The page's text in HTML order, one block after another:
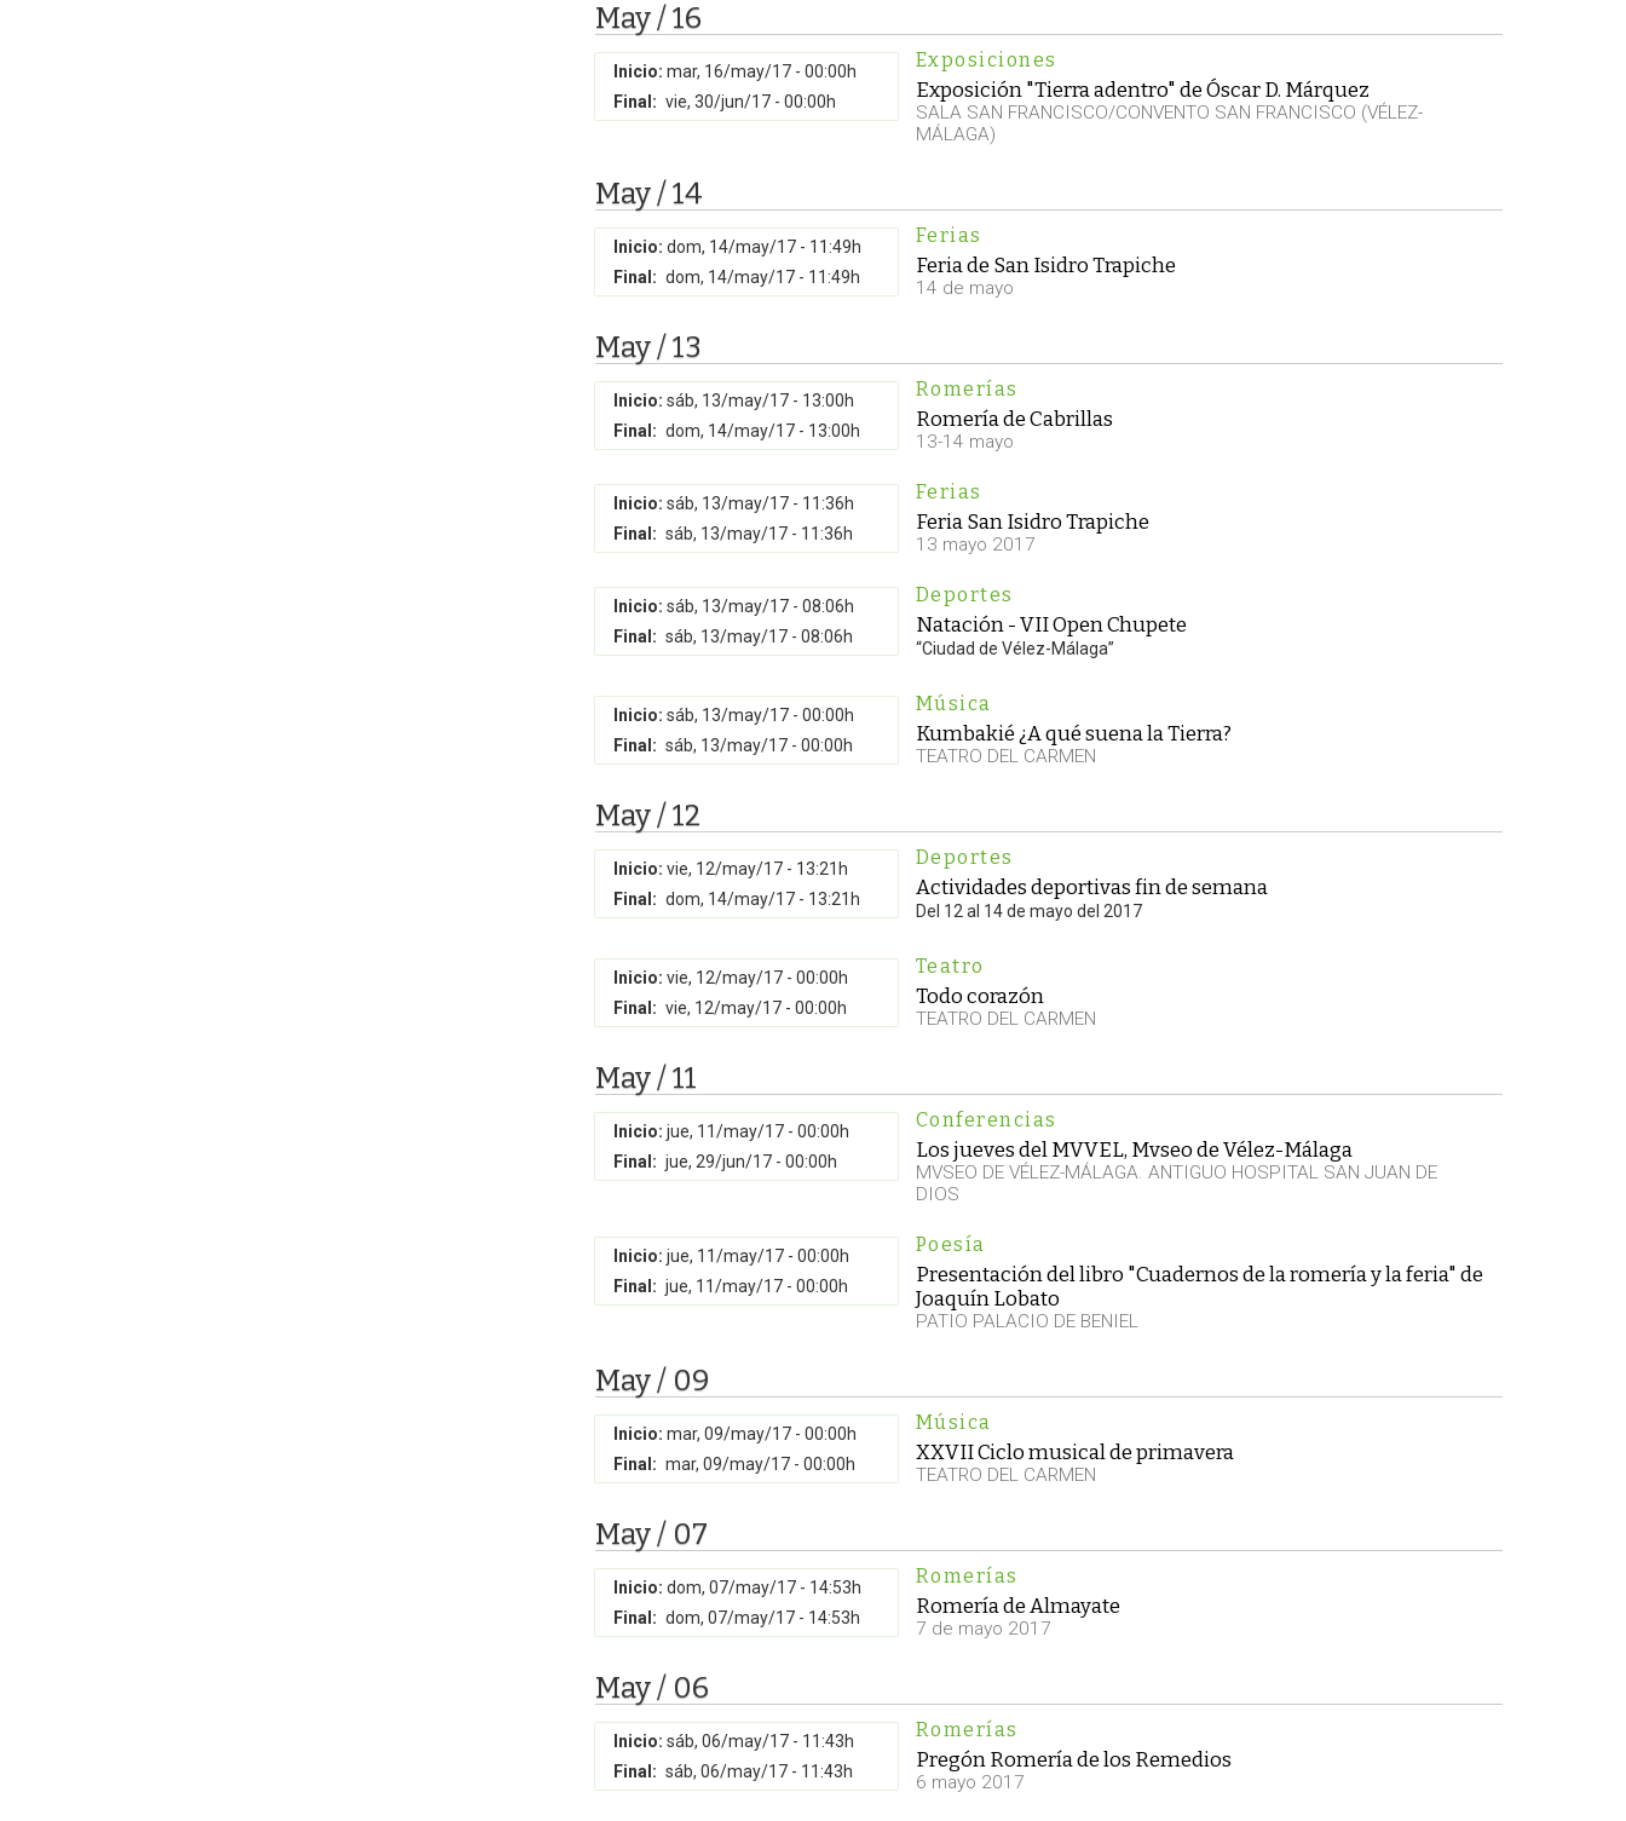
May / 16
Inicio: mar, 16/may/17 - 00:00h
Final: vie, 30/jun/17 - 00:00h
Exposiciones
Exposición "Tierra adentro" de Óscar D. Márquez
SALA SAN FRANCISCO/CONVENTO SAN FRANCISCO (VÉLEZ-
MÁLAGA)
May / 14
Inicio: dom, 14/may/17 - 11:49h
Final: dom, 14/may/17 - 11:49h
Ferias
Feria de San Isidro Trapiche
14 de mayo
May / 13
Inicio: sáb, 13/may/17 - 13:00h
Final: dom, 14/may/17 - 13:00h
Romerías
Romería de Cabrillas
13-14 mayo
Inicio: sáb, 13/may/17 - 11:36h
Final: sáb, 13/may/17 - 11:36h
Ferias
Feria San Isidro Trapiche
13 mayo 2017
Inicio: sáb, 13/may/17 - 08:06h
Final: sáb, 13/may/17 - 08:06h
Deportes
Natación - VII Open Chupete
“Ciudad de Vélez-Málaga”
Inicio: sáb, 13/may/17 - 00:00h
Final: sáb, 13/may/17 - 00:00h
Música
Kumbakié ¿A qué suena la Tierra?
TEATRO DEL CARMEN
May / 12
Inicio: vie, 12/may/17 - 13:21h
Final: dom, 14/may/17 - 13:21h
Deportes
Actividades deportivas fin de semana
Del 12 al 14 de mayo del 2017
Inicio: vie, 12/may/17 - 00:00h
Final: vie, 12/may/17 - 00:00h
Teatro
Todo corazón
TEATRO DEL CARMEN
May / 11
Inicio: jue, 11/may/17 - 00:00h
Final: jue, 29/jun/17 - 00:00h
Conferencias
Los jueves del MVVEL, Mvseo de Vélez-Málaga
MVSEO DE VÉLEZ-MÁLAGA. ANTIGUO HOSPITAL SAN JUAN DE
DIOS
Inicio: jue, 11/may/17 - 00:00h
Final: jue, 11/may/17 - 00:00h
Poesía
Presentación del libro "Cuadernos de la romería y la feria" de
Joaquín Lobato
PATIO PALACIO DE BENIEL
May / 09
Inicio: mar, 09/may/17 - 00:00h
Final: mar, 09/may/17 - 00:00h
Música
XXVII Ciclo musical de primavera
TEATRO DEL CARMEN
May / 07
Inicio: dom, 07/may/17 - 14:53h
Final: dom, 07/may/17 - 14:53h
Romerías
Romería de Almayate
7 de mayo 2017
May / 06
Inicio: sáb, 06/may/17 - 11:43h
Final: sáb, 06/may/17 - 11:43h
Romerías
Pregón Romería de los Remedios
6 mayo 2017